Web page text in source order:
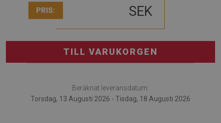
PRIS: SEK
TILL VARUKORGEN
Beräknat leveransdatum:
Torsdag, 13 Augusti 2026 - Tisdag, 18 Augusti 2026